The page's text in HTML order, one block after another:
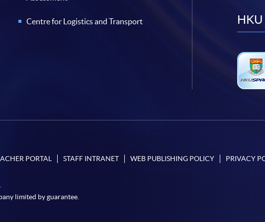
Centre for Logistics and Transport HKU
PORTAL STAFF INTRANET WEB PUBLISHING POLICY PRIVACY
limited by guarantee.